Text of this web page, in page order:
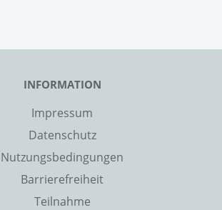
INFORMATION
Impressum
Datenschutz
Nutzungsbedingungen
Barrierefreiheit
Teilnahme